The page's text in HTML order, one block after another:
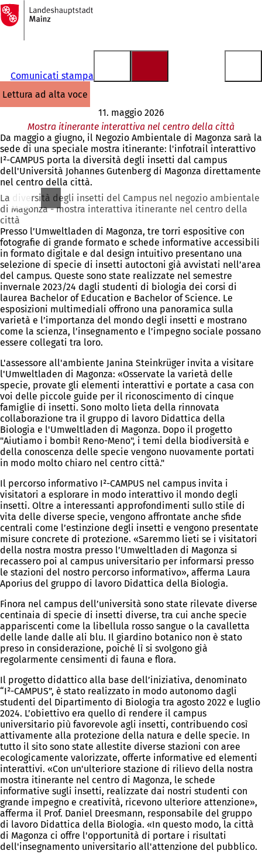
Vai al contenuto
Alla
pagina
iniziale
Comunicati stampa
lettura ad alta voce
11. maggio 2026
Mostra itinerante interattiva nel centro della città
Da maggio a giugno, il Negozio Ambientale di Magonza sarà la
sede di una speciale mostra itinerante: l'infotrail interattivo
I²-CAMPUS porta la diversità degli insetti dal campus
dell'Università Johannes Gutenberg di Magonza direttamente
nel centro della città.
La diversità degli insetti del Campus nel negozio ambientale
di Magonza - mostra interattiva itinerante nel centro della
città
Presso l’Umweltladen di Magonza, tre torri espositive con
fotografie di grande formato e schede informative accessibili
in formato digitale e dal design intuitivo presentano una
selezione di specie di insetti autoctoni già avvistati nell’area
del campus. Queste sono state realizzate nel semestre
invernale 2023/24 dagli studenti di biologia dei corsi di
laurea Bachelor of Education e Bachelor of Science. Le
esposizioni multimediali offrono una panoramica sulla
varietà e l’importanza del mondo degli insetti e mostrano
come la scienza, l’insegnamento e l’impegno sociale possano
essere collegati tra loro.
L'assessore all'ambiente Janina Steinkrüger invita a visitare
l'Umweltladen di Magonza: «Osservate la varietà delle
specie, provate gli elementi interattivi e portate a casa con
voi delle piccole guide per il riconoscimento di cinque
famiglie di insetti. Sono molto lieta della rinnovata
collaborazione tra il gruppo di lavoro Didattica della
Biologia e l'Umweltladen di Magonza. Dopo il progetto
"Aiutiamo i bombi! Reno-Meno", i temi della biodiversità e
della conoscenza delle specie vengono nuovamente portati
in modo molto chiaro nel centro città."
Il percorso informativo I²-CAMPUS nel campus invita i
visitatori a esplorare in modo interattivo il mondo degli
insetti. Oltre a interessanti approfondimenti sullo stile di
vita delle diverse specie, vengono affrontate anche sfide
centrali come l’estinzione degli insetti e vengono presentate
misure concrete di protezione. «Saremmo lieti se i visitatori
della nostra mostra presso l’Umweltladen di Magonza si
recassero poi al campus universitario per informarsi presso
le stazioni del nostro percorso informativo», afferma Laura
Aporius del gruppo di lavoro Didattica della Biologia.
Finora nel campus dell’università sono state rilevate diverse
centinaia di specie di insetti diverse, tra cui anche specie
appariscenti come la libellula rosso sangue o la cavalletta
delle lande dalle ali blu. Il giardino botanico non è stato
preso in considerazione, poiché lì si svolgono già
regolarmente censimenti di fauna e flora.
Il progetto didattico alla base dell’iniziativa, denominato
“I²-CAMPUS”, è stato realizzato in modo autonomo dagli
studenti del Dipartimento di Biologia tra agosto 2022 e luglio
2024. L’obiettivo era quello di rendere il campus
universitario più favorevole agli insetti, contribuendo così
attivamente alla protezione della natura e delle specie. In
tutto il sito sono state allestite diverse stazioni con aree
ecologicamente valorizzate, offerte informative ed elementi
interattivi. «Con un'ulteriore stazione di rilievo della nostra
mostra itinerante nel centro di Magonza, le schede
informative sugli insetti, realizzate dai nostri studenti con
grande impegno e creatività, ricevono ulteriore attenzione»,
afferma il Prof. Daniel Dreesmann, responsabile del gruppo
di lavoro Didattica della Biologia. «In questo modo, la città
di Magonza ci offre l'opportunità di portare i risultati
dell'insegnamento universitario all'attenzione del pubblico.